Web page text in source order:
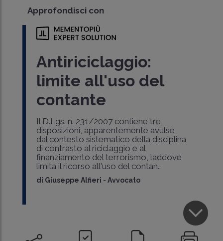
Approfondisci con
Antiriciclaggio:
limite all'uso del
contante
Il D.Lgs. n. 231/2007 contiene tre
disposizioni, apparentemente avulse
dal contesto sistematico della disciplina
di contrasto al riciclaggio e al
finanziamento del terrorismo, laddove
limita il ricorso all'uso del contan..
di Giuseppe Alfieri -Avvocato